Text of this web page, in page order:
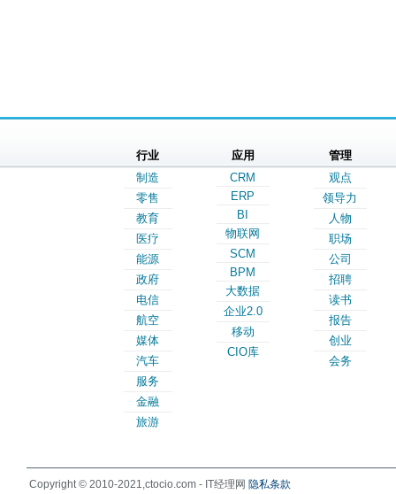
行业
制造
零售
教育
医疗
能源
政府
电信
航空
媒体
汽车
服务
金融
旅游
应用
CRM
ERP
BI
物联网
SCM
BPM
大数据
企业2.0
移动
CIO库
管理
观点
领导力
人物
职场
公司
招聘
读书
报告
创业
会务
Copyright © 2010-2021,ctocio.com - IT经理网 隐私条款